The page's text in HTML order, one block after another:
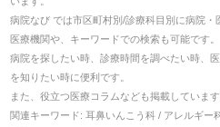
病院なび では市区町村別/診療科目別に病院
医療機関や、キーワードでの検索も可能です。
病院を探したい時、診療時間を調べたい時、
を知りたい時に便利です。
また、役立つ医療コラムなども掲載していま
関連キーワード: 耳鼻いんこう科 / アレルギー